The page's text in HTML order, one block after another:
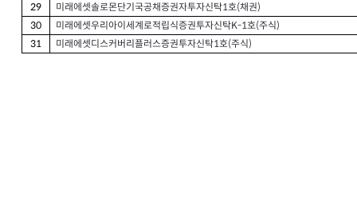
29
미래에셋솔로몬단기국공채증권자투자신탁1호(채권)
30
미래에셋우리아이세계로적립식증권투자신탁K-1호(주식)
31
미래에셋디스커버리플러스증권투자신탁1호(주식)